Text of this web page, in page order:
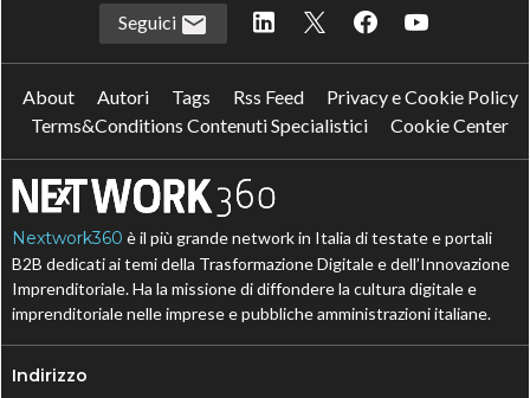
Seguici
About Autori Tags Rss Feed
Privacy e Cookie Policy
Terms&Conditions Contenuti Specialistici
Cookie Center
Nextwork360 è il più grande network in Italia di testate e portali
B2B dedicati ai temi della Trasformazione Digitale e dell’Innovazione
Imprenditoriale. Ha la missione di diffondere la cultura digitale e
imprenditoriale nelle imprese e pubbliche amministrazioni italiane.
Indirizzo